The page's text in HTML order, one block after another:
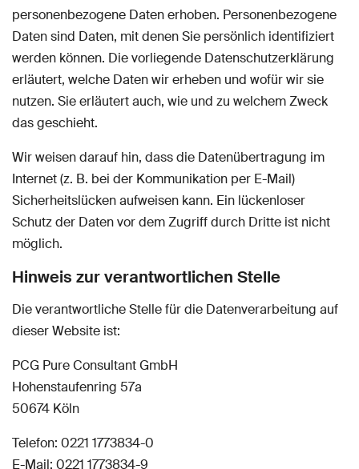
personenbezogene Daten erhoben. Personenbezogene
Daten sind Daten, mit denen Sie persönlich identifiziert
werden können. Die vorliegende Datenschutzerklärung
erläutert, welche Daten wir erheben und wofür wir sie
nutzen. Sie erläutert auch, wie und zu welchem Zweck
das geschieht.
Wir weisen darauf hin, dass die Datenübertragung im
Internet (z. B. bei der Kommunikation per E-Mail)
Sicherheitslücken aufweisen kann. Ein lückenloser
Schutz der Daten vor dem Zugriff durch Dritte ist nicht
möglich.
Hinweis zur verantwortlichen Stelle
Die verantwortliche Stelle für die Datenverarbeitung auf
dieser Website ist:
PCG Pure Consultant GmbH
Hohenstaufenring 57a
50674 Köln
Telefon: 0221 1773834-0
E-Mail: 0221 1773834-9